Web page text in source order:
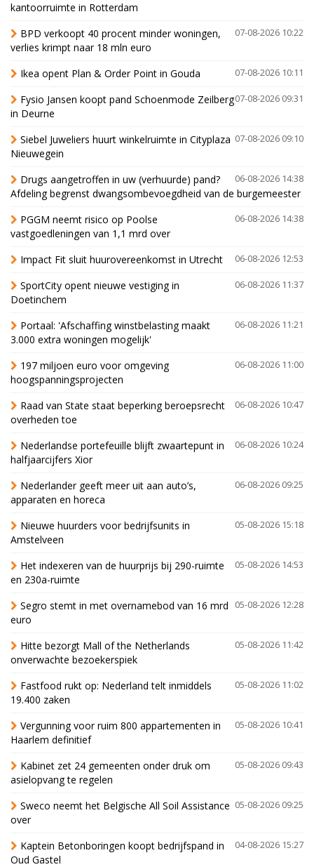
kantoorruimte in Rotterdam
07-08-2026 10:22
BPD verkoopt 40 procent minder woningen,
verlies krimpt naar 18 mln euro
07-08-2026 10:11
Ikea opent Plan & Order Point in Gouda
07-08-2026 09:31
Fysio Jansen koopt pand Schoenmode Zeilberg
in Deurne
07-08-2026 09:10
Siebel Juweliers huurt winkelruimte in Cityplaza
Nieuwegein
06-08-2026 14:38
Drugs aangetroffen in uw (verhuurde) pand?
Afdeling begrenst dwangsombevoegdheid van de burgemeester
06-08-2026 14:38
PGGM neemt risico op Poolse
vastgoedleningen van 1,1 mrd over
06-08-2026 12:53
Impact Fit sluit huurovereenkomst in Utrecht
06-08-2026 11:37
SportCity opent nieuwe vestiging in
Doetinchem
06-08-2026 11:21
Portaal: 'Afschaffing winstbelasting maakt
3.000 extra woningen mogelijk'
06-08-2026 11:00
197 miljoen euro voor omgeving
hoogspanningsprojecten
06-08-2026 10:47
Raad van State staat beperking beroepsrecht
overheden toe
06-08-2026 10:24
Nederlandse portefeuille blijft zwaartepunt in
halfjaarcijfers Xior
06-08-2026 09:25
Nederlander geeft meer uit aan auto’s,
apparaten en horeca
05-08-2026 15:18
Nieuwe huurders voor bedrijfsunits in
Amstelveen
05-08-2026 14:53
Het indexeren van de huurprijs bij 290-ruimte
en 230a-ruimte
05-08-2026 12:28
Segro stemt in met overnamebod van 16 mrd
euro
05-08-2026 11:42
Hitte bezorgt Mall of the Netherlands
onverwachte bezoekerspiek
05-08-2026 11:02
Fastfood rukt op: Nederland telt inmiddels
19.400 zaken
05-08-2026 10:41
Vergunning voor ruim 800 appartementen in
Haarlem definitief
05-08-2026 09:43
Kabinet zet 24 gemeenten onder druk om
asielopvang te regelen
05-08-2026 09:25
Sweco neemt het Belgische All Soil Assistance
over
04-08-2026 15:27
Kaptein Betonboringen koopt bedrijfspand in
Oud Gastel